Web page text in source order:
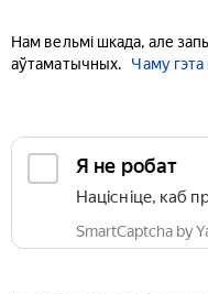
Нам вельмі шкада, але
аўтаматычных.
Чаму
Я не робат
Націсніце, каб
SmartCaptcha by